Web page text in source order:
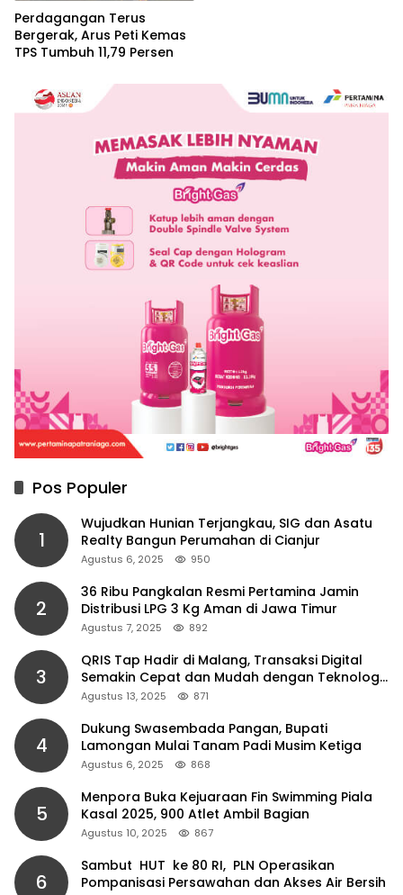
Perdagangan Terus
Bergerak, Arus Peti Kemas
TPS Tumbuh 11,79 Persen
Pos Populer
1
Wujudkan Hunian Terjangkau, SIG dan Asatu
Realty Bangun Perumahan di Cianjur
Agustus 6, 2025 950
2
36 Ribu Pangkalan Resmi Pertamina Jamin
Distribusi LPG 3 Kg Aman di Jawa Timur
Agustus 7, 2025 892
3
QRIS Tap Hadir di Malang, Transaksi Digital
Semakin Cepat dan Mudah dengan Teknologi
NFC
Agustus 13, 2025 871
4
Dukung Swasembada Pangan, Bupati
Lamongan Mulai Tanam Padi Musim Ketiga
Agustus 6, 2025 868
5
Menpora Buka Kejuaraan Fin Swimming Piala
Kasal 2025, 900 Atlet Ambil Bagian
Agustus 10, 2025 867
6
Sambut HUT ke 80 RI, PLN Operasikan
Pompanisasi Persawahan dan Akses Air Bersih